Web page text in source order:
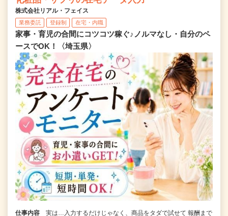
株式会社リアル・フェイス
業務委託 登録制 在宅・内職
家事・育児の合間にコツコツ稼ぐ♪ノルマなし・自分のペ
ースでOK！〈埼玉県〉
仕事内容
実は…入力するだけじゃなく、商品をタダで試せて 報酬まで